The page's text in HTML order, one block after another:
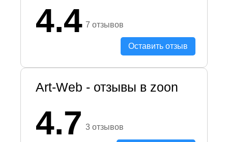
4.4 7 отзывов
Оставить отзыв
Art-Web - отзывы в zoon
4.7 3 отзывов